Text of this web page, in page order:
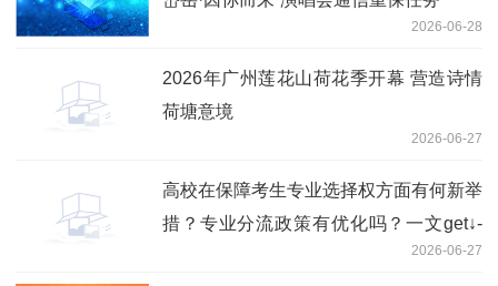
2026-06-28
2026年广州莲花山荷花季开幕 营造诗情
荷塘意境
2026-06-27
高校在保障考生专业选择权方面有何新举
措？专业分流政策有优化吗？一文get↓-
2026-06-27